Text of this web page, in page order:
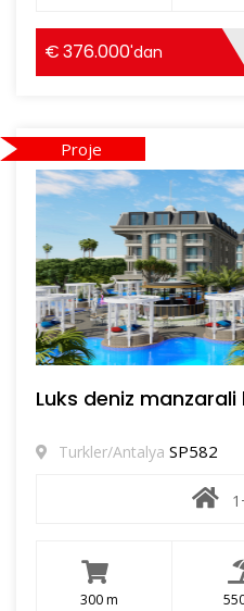
376.000'dan
Proje
Luks deniz
Turkler/Antalya SP582
300 m